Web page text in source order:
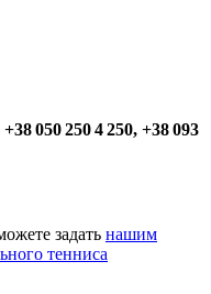
+38 050 250 4 250, +38 093
задать нашим
тенниса